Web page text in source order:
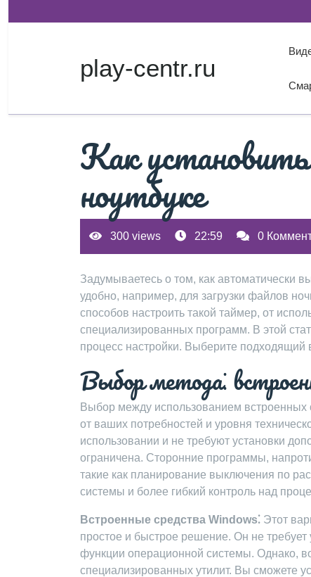
к
play-centr.ru
Как
ноутбуке
300 views 22:59 0
Задумываетесь о том, как автоматически
удобно, например, для загрузки файлов
способов настроить такой таймер, от
специализированных программ. В этой
процесс настройки. Выберите
Выбор метода⁚
Выбор между использованием встроенных
от ваших потребностей и уровня
использовании и не требуют установки
ограничена. Сторонние программы,
такие как планирование выключения по
системы и более гибкий контроль над
Встроенные средства Windows⁚ Этот
простое и быстрое решение. Он не требует
функции операционной системы. Однако,
специализированных утилит. Вы сможете